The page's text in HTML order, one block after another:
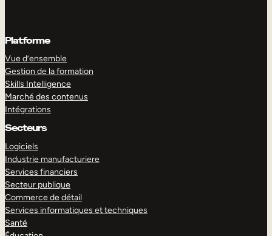
Platforme
Vue d’ensemble
Gestion de la formation
Skills Intelligence
Marché des contenus
Intégrations
Secteurs
Logiciels
Industrie manufacturiere
Services financiers
Secteur publique
Commerce de détail
Services informatiques et techniques
Santé